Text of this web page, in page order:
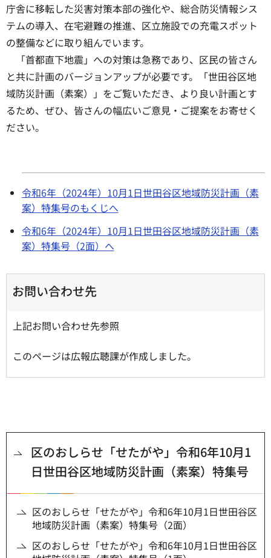
庁舎に移転した災害対策本部の強化や、総合防災情報シス
テムの導入、在宅避難の推進、区立施設での充電スポット
の整備などに取り組んでいます。
「首都直下地震」への対策は急務であり、区民の皆さん
と共に計画のバージョンアップが必要です。「世田谷区地
域防災計画（素案）」をご覧いただき、より良い計画とす
るため、ぜひ、皆さんの幅広いご意見・ご提案をお寄せく
ださい。
令和6年（2024年）10月1日世田谷区地域防災計画（素
案）特集号のもくじへ
令和6年（2024年）10月1日世田谷区地域防災計画（素
案）特集号（2面）へ
お問い合わせ先
上記お問い合わせ先参照
このページは広報広聴課が作成しました。
区のおしらせ「せたがや」令和6年10月1
日世田谷区地域防災計画（素案）特集号
区のおしらせ「せたがや」令和6年10月1日世田谷区
地域防災計画（素案）特集号（2面）
区のおしらせ「せたがや」令和6年10月1日世田谷区